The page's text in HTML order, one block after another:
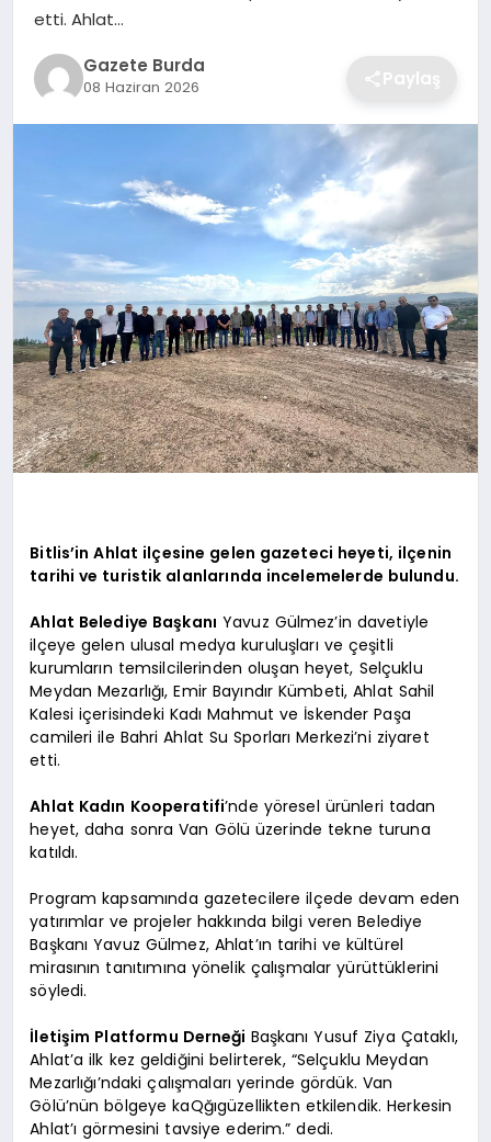
DÜNYA
SIYASET
etti. Ahlat…
Gazete Burda
08 Haziran 2026 Paylaş
Bitlis’in Ahlat ilçesine gelen gazeteci heyeti, ilçenin
tarihi ve turistik alanlarında incelemelerde bulundu.
Ahlat Belediye Başkanı Yavuz Gülmez’in davetiyle
ilçeye gelen ulusal medya kuruluşları ve çeşitli
kurumların temsilcilerinden oluşan heyet, Selçuklu
Meydan Mezarlığı, Emir Bayındır Kümbeti, Ahlat Sahil
Kalesi içerisindeki Kadı Mahmut ve İskender Paşa
camileri ile Bahri Ahlat Su Sporları Merkezi’ni ziyaret
etti.
Ahlat Kadın Kooperatifi’nde yöresel ürünleri tadan
heyet, daha sonra Van Gölü üzerinde tekne turuna
katıldı.
Program kapsamında gazetecilere ilçede devam eden
yatırımlar ve projeler hakkında bilgi veren Belediye
Başkanı Yavuz Gülmez, Ahlat’ın tarihi ve kültürel
mirasının tanıtımına yönelik çalışmalar yürüttüklerini
söyledi.
İletişim Platformu Derneği Başkanı Yusuf Ziya Çataklı,
Ahlat’a ilk kez geldiğini belirterek, “Selçuklu Meydan
Mezarlığı’ndaki çalışmaları yerinde gördük. Van
Gölü’nün bölgeye kaQğıgüzellikten etkilendik. Herkesin
Ahlat’ı görmesini tavsiye ederim.” dedi.